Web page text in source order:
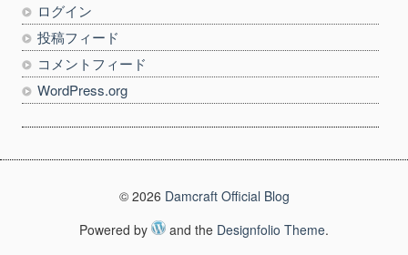
ログイン
投稿フィード
コメントフィード
WordPress.org
© 2026 Damcraft Official Blog
Powered by
and the Designfolio Theme.